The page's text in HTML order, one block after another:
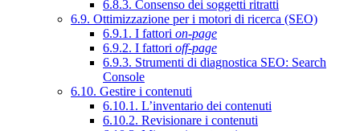
6.8.3. Consenso dei soggetti ritratti
6.9. Ottimizzazione per i motori di ricerca (SEO)
6.9.1. I fattori on-page
6.9.2. I fattori off-page
6.9.3. Strumenti di diagnostica SEO: Search
Console
6.10. Gestire i contenuti
6.10.1. L’inventario dei contenuti
6.10.2. Revisionare i contenuti